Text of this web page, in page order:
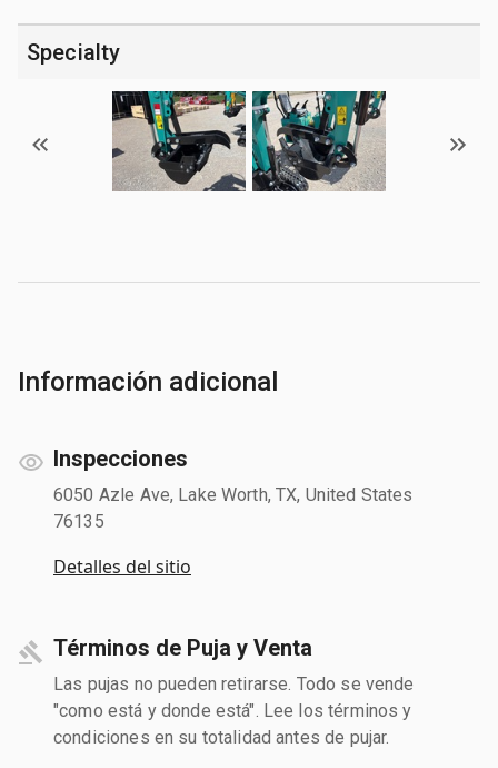
Specialty
Información adicional
Inspecciones
6050 Azle Ave, Lake Worth, TX, United States
76135
Detalles del sitio
Términos de Puja y Venta
Las pujas no pueden retirarse. Todo se vende
"como está y donde está". Lee los términos y
condiciones en su totalidad antes de pujar.